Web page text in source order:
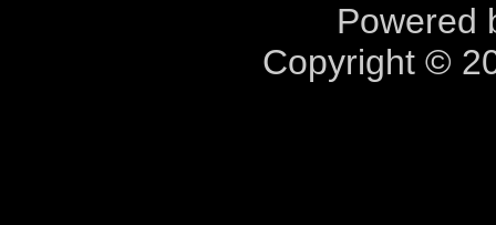
Powered
Copyright ©